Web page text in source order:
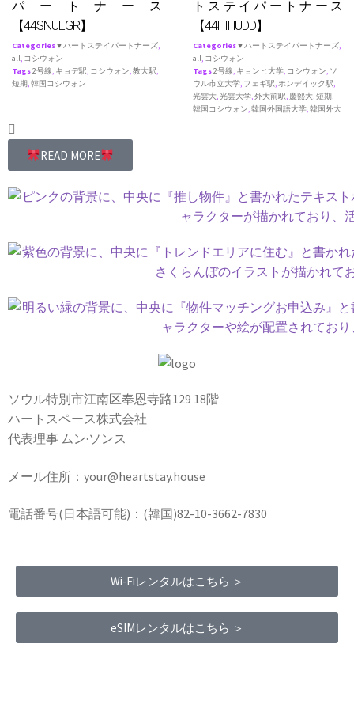
パートナース
【44SNUEGR】
Categories♥ ハートステイパートナーズ,
all, コシウォン
Tags2号線, キョデ駅, コシウォン,教大駅,
短期,韓国コシウォン
トステイパートナース
【44HIHUDD】
Categories♥ ハートステイパートナーズ,
all, コシウォン
Tags2号線, キョンヒ大学, コシウォン, ソ
ウル市立大学, フェギ駅,ホンデイック駅,
光雲大,光雲大学,外大前駅, 慶熙大,短期,
韓国コシウォン,韓国外国語大学,韓国外大
READ MORE
ソウル特別市江南区奉恩寺路129 18階
ハートスペース株式会社
代表理事 ムン·ソンス
メール住所：your@heartstay.house
電話番号(日本語可能)：(韓国)82-10-3662-7830
Wi-Fiレンタルはこちら ＞
eSIMレンタルはこちら ＞